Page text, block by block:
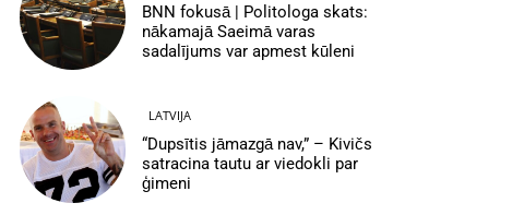
BNN fokusā | Politologa skats:
nākamajā Saeimā varas
sadalījums var apmest kūleni
LATVIJA
“Dupsītis jāmazgā nav,” – Kivičs
satracina tautu ar viedokli par
ģimeni